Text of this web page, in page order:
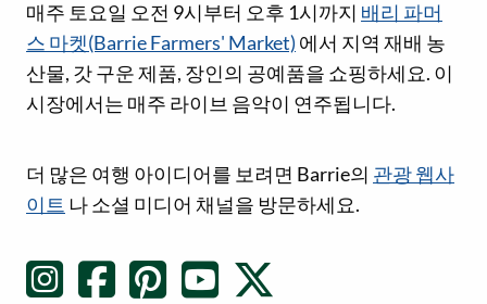
매주 토요일 오전 9시부터 오후 1시까지 배리 파머
스 마켓(Barrie Farmers' Market) 에서 지역 재배 농
산물, 갓 구운 제품, 장인의 공예품을 쇼핑하세요. 이
시장에서는 매주 라이브 음악이 연주됩니다.
소셜 미디어 링크
더 많은 여행 아이디어를 보려면 Barrie의 관광 웹사
이트 나 소셜 미디어 채널을 방문하세요.